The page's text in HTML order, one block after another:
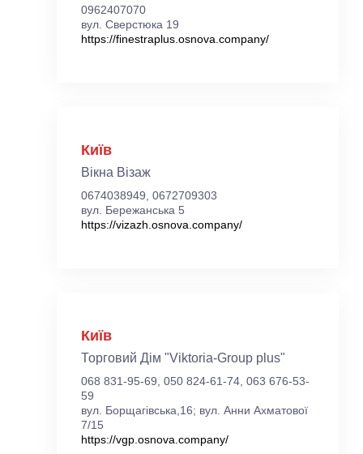
0962407070
вул. Сверстюка 19
https://finestraplus.osnova.company/
Київ
Вікна Візаж
0674038949, 0672709303
вул. Бережанська 5
https://vizazh.osnova.company/
Київ
Торговий Дім "Viktoria-Group plus"
068 831-95-69, 050 824-61-74, 063 676-53-
59
вул. Борщагівська,16; вул. Анни Ахматової
7/15
https://vgp.osnova.company/